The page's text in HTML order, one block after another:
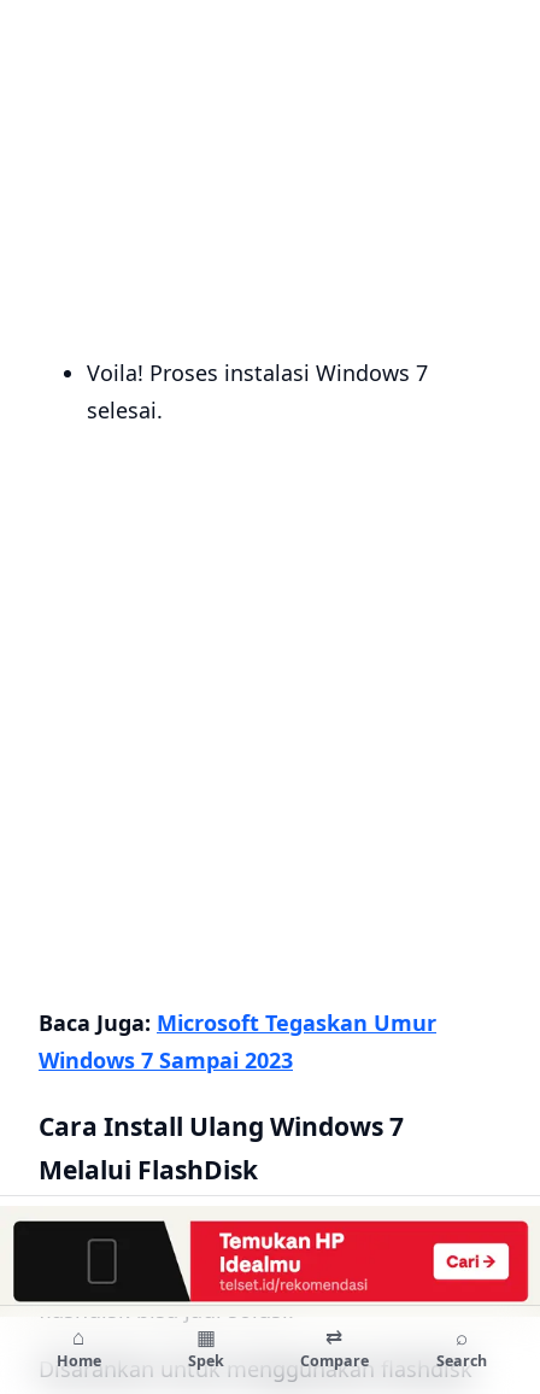
Voila! Proses instalasi Windows 7
selesai.
Baca Juga: Microsoft Tegaskan Umur
Windows 7 Sampai 2023
Cara Install Ulang Windows 7
Melalui FlashDisk
Bagi Anda yang memiliki laptop tanpa CD
ROM, cara instal Windows 7 dengan
flashdisk bisa jadi solusi.
Disarankan untuk menggunakan flashdisk
⌂
Home
▦
Spek
⇄
Compare
⌕
Search